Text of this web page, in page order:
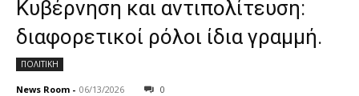
Κυβέρνηση και αντιπολίτευση:
διαφορετικοί ρόλοι ίδια γραμμή.
ΠΟΛΙΤΙΚΗ
News Room - 06/13/2026 0